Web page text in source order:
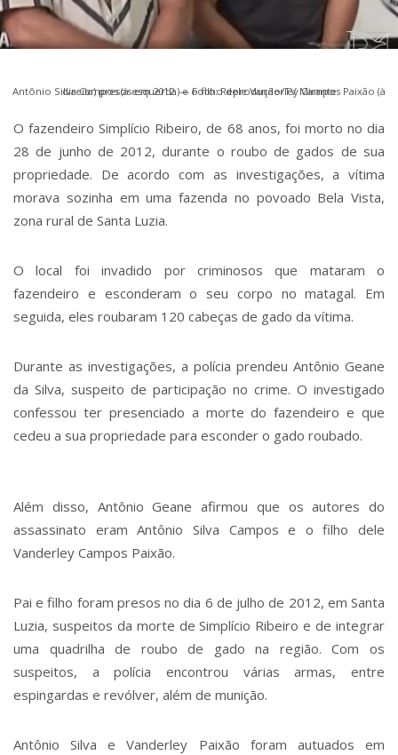
Antônio Silva Campos (à esquerda) e o filho dele Vanderley Campos Paixão (à direita) presos em 2012. — Foto: Reprodução/TV Mirante
O fazendeiro Simplício Ribeiro, de 68 anos, foi morto no dia
28 de junho de 2012, durante o roubo de gados de sua
propriedade. De acordo com as investigações, a vítima
morava sozinha em uma fazenda no povoado Bela Vista,
zona rural de Santa Luzia.
O local foi invadido por criminosos que mataram o
fazendeiro e esconderam o seu corpo no matagal. Em
seguida, eles roubaram 120 cabeças de gado da vítima.
Durante as investigações, a polícia prendeu Antônio Geane
da Silva, suspeito de participação no crime. O investigado
confessou ter presenciado a morte do fazendeiro e que
cedeu a sua propriedade para esconder o gado roubado.
Além disso, Antônio Geane afirmou que os autores do
assassinato eram Antônio Silva Campos e o filho dele
Vanderley Campos Paixão.
Pai e filho foram presos no dia 6 de julho de 2012, em Santa
Luzia, suspeitos da morte de Simplício Ribeiro e de integrar
uma quadrilha de roubo de gado na região. Com os
suspeitos, a polícia encontrou várias armas, entre
espingardas e revólver, além de munição.
Antônio Silva e Vanderley Paixão foram autuados em